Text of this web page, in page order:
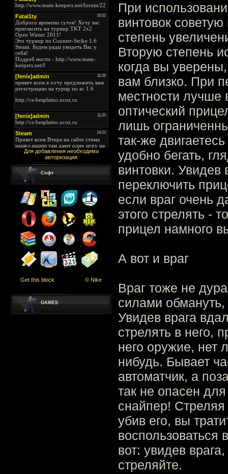
Для добавления необходима
авторизация
Софт
Get this block © Nike
GAMES
При
винтовок
степень
Вторую степень
когда вы
вам близко. При
местности лучше
оптический
лишь
так-же
удобно бегать,
винтовки. Увидев
переключить
если враг очень
этого стрелять -
прицел намного
А вот и враг
Враг тоже не
силами
Увидев врага
стрелять в него,
него оружие, нет
нибудь. Бывает
автоматчик, а
так не опасен
снайпер!
убив его, вы
воспользоваться
вот: увидев
стреляйте.